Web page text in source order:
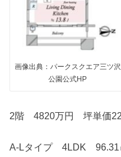
画像出典：パークスクエア三ツ沢
公園公式HP
2階 4820万円 坪単価
A-Lタイプ 4LDK 96.31